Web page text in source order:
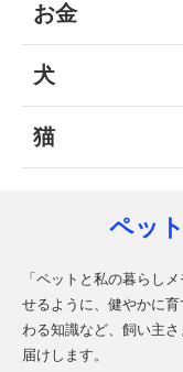
お金
犬
猫
ペッ
「ペットと私の暮らし
せるように、健やかに
わる知識など、飼い主
届けします。